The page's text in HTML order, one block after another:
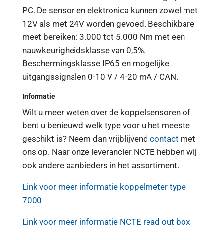
PC. De sensor en elektronica kunnen zowel met
12V als met 24V worden gevoed. Beschikbare
meet bereiken: 3.000 tot 5.000 Nm met een
nauwkeurigheidsklasse van 0,5%.
Beschermingsklasse IP65 en mogelijke
uitgangssignalen 0-10 V / 4-20 mA / CAN.
Informatie
Wilt u meer weten over de koppelsensoren of
bent u benieuwd welk type voor u het meeste
geschikt is? Neem dan vrijblijvend contact met
ons op. Naar onze leverancier NCTE hebben wij
ook andere aanbieders in het assortiment.
Link voor meer informatie koppelmeter type
7000
Link voor meer informatie NCTE read out box